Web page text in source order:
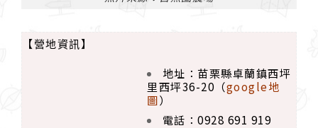
【營地資訊】
地址：苗栗縣卓蘭鎮西坪
里西坪36-20（google地
圖）
電話：0928 691 919